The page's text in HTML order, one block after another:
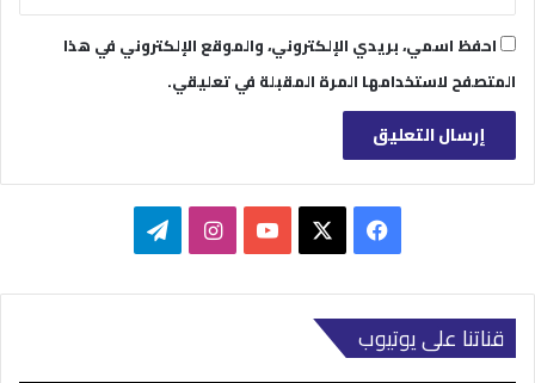
احفظ اسمي، بريدي الإلكتروني، والموقع الإلكتروني في هذا
المتصفح لاستخدامها المرة المقبلة في تعليقي.
فيسبوك ‫YouTubeانستقرامتيلقرام
قناتنا على يوتيوب